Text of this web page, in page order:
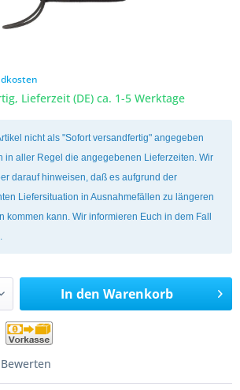
Lieferzeit (DE) ca. 1-5 Werktage
nicht als "Sofort versandfertig" angegeben
in aller Regel die angegebenen Lieferzeiten. Wir
darauf hinweisen, daß es aufgrund der
Liefersituation in Ausnahmefällen zu längeren
kommen kann. Wir informieren Euch in dem Fall
In den Warenkorb
Bewerten